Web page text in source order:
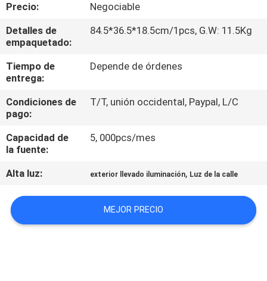
CONTROL
DE
CALIDAD
EN
CONTACTO
CON
PIDA
UNA
CITA
Precio:
Negociable
Detalles de
empaquetado:
84.5*36.5*18.5cm/1pcs, G.W: 11.5Kg
Tiempo de
entrega:
Depende de órdenes
Condiciones de
pago:
T/T, unión occidental, Paypal, L/C
Capacidad de
la fuente:
5, 000pcs/mes
Alta luz: exterior llevado iluminación, Luz de la calle
MEJOR PRECIO